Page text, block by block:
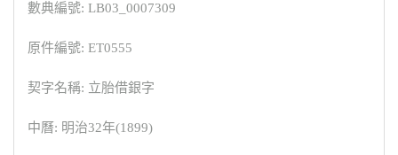
數典編號: LB03_0007309
原件編號: ET0555
契字名稱: 立胎借銀字
中曆: 明治32年(1899)